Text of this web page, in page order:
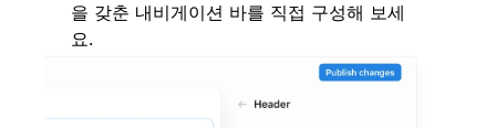
을 갖춘 내비게이션 바를 직접 구성해 보세
요.